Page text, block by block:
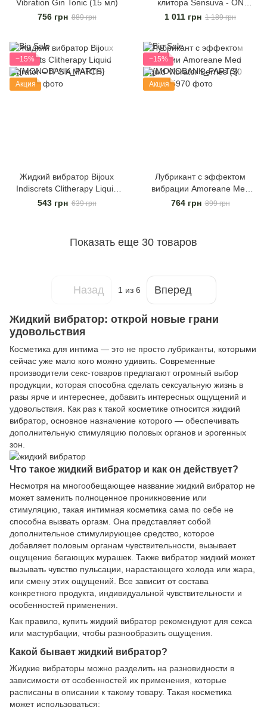
Vibration Gin Tonic (15 мл)
756 грн 889 грн
клитора Sensuva - ON
Arousal Oil for Her Lite
1 011 грн 1 189 грн
−15%
Акция
Жидкий вибратор Bijoux
Indiscrets Clitherapy Liquid
Vibrator – IT'S A MATCH
543 грн 639 грн
−15%
Акция
Лубрикант с эффектом
вибрации Amoreane Med
Liquid Vibrator Berries (30
764 грн 899 грн
Показать еще 30 товаров
Назад 1 из 6 Вперед
Жидкий вибратор: открой новые грани
удовольствия
Косметика для интима — это не просто лубриканты, которыми
сейчас уже мало кого можно удивить. Современные
производители секс-товаров предлагают огромный выбор
продукции, которая способна сделать сексуальную жизнь в
разы ярче и интереснее, добавить интересных ощущений и
удовольствия. Как раз к такой косметике относится жидкий
вибратор, основное назначение которого — обеспечивать
дополнительную стимуляцию половых органов и эрогенных
зон.
Что такое жидкий вибратор и как он действует?
Несмотря на многообещающее название жидкий вибратор не
может заменить полноценное проникновение или
стимуляцию, такая интимная косметика сама по себе не
способна вызвать оргазм. Она представляет собой
дополнительное стимулирующее средство, которое
добавляет половым органам чувствительности, вызывает
ощущение бегающих мурашек. Также вибратор жидкий может
вызывать чувство пульсации, нарастающего холода или жара,
или смену этих ощущений. Все зависит от состава
конкретного продукта, индивидуальной чувствительности и
особенностей применения.
Как правило, купить жидкий вибратор рекомендуют для секса
или мастурбации, чтобы разнообразить ощущения.
Какой бывает жидкий вибратор?
Жидкие вибраторы можно разделить на разновидности в
зависимости от особенностей их применения, которые
расписаны в описании к такому товару. Такая косметика
может использоваться: